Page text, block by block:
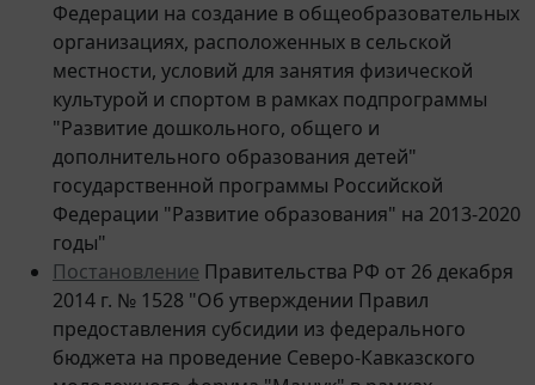
организациях, расположенных в сельской
местности, условий для занятия физической
культурой и спортом в рамках подпрограммы
"Развитие дошкольного, общего и
дополнительного образования детей"
государственной программы Российской
Федерации "Развитие образования" на 2013-2020
годы"
Постановление
2014 г. № 1528 "Об утверждении Правил
предоставления субсидии из федерального
бюджета на проведение Северо-Кавказского
молодежного форума "Машук" в рамках